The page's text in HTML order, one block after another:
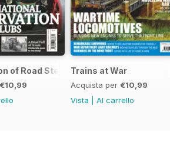
of Road Steam
€10,99
Trains at War
Acquista per €10,99
Vista
Al carrello